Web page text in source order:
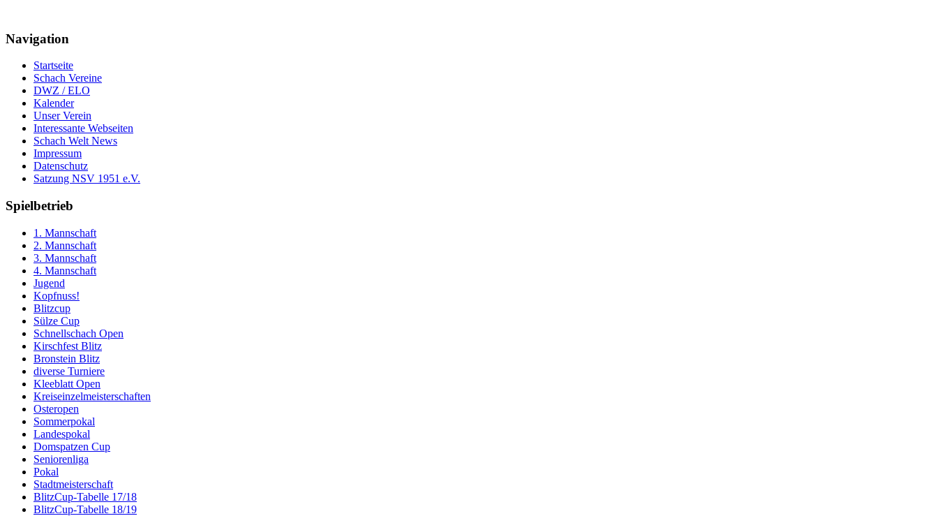
Navigation
Startseite
Schach Vereine
DWZ / ELO
Kalender
Unser Verein
Interessante Webseiten
Schach Welt News
Impressum
Datenschutz
Satzung NSV 1951 e.V.
Spielbetrieb
1. Mannschaft
2. Mannschaft
3. Mannschaft
4. Mannschaft
Jugend
Kopfnuss!
Blitzcup
Sülze Cup
Schnellschach Open
Kirschfest Blitz
Bronstein Blitz
diverse Turniere
Kleeblatt Open
Kreiseinzelmeisterschaften
Osteropen
Sommerpokal
Landespokal
Domspatzen Cup
Seniorenliga
Pokal
Stadtmeisterschaft
BlitzCup-Tabelle 17/18
BlitzCup-Tabelle 18/19